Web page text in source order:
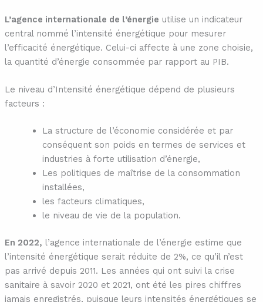
L’agence internationale de l’énergie utilise un indicateur
central nommé l’intensité énergétique pour mesurer
l’efficacité énergétique. Celui-ci affecte à une zone choisie,
la quantité d’énergie consommée par rapport au PIB.
Le niveau d’Intensité énergétique dépend de plusieurs
facteurs :
La structure de l’économie considérée et par
conséquent son poids en termes de services et
industries à forte utilisation d’énergie,
Les politiques de maîtrise de la consommation
installées,
les facteurs climatiques,
le niveau de vie de la population.
En 2022, l’agence internationale de l’énergie estime que
l’intensité énergétique serait réduite de 2%, ce qu’il n’est
pas arrivé depuis 2011. Les années qui ont suivi la crise
sanitaire à savoir 2020 et 2021, ont été les pires chiffres
jamais enregistrés, puisque leurs intensités énergétiques se